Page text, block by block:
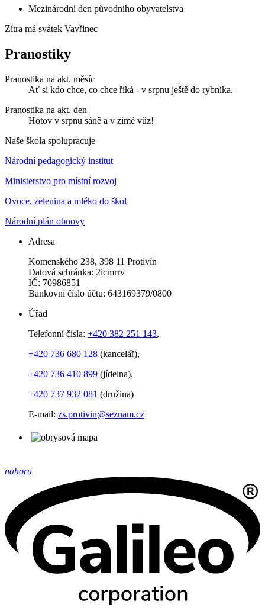
Mezinárodní den původního obyvatelstva
Zítra má svátek Vavřinec
Pranostiky
Pranostika na akt. měsíc
Ať si kdo chce, co chce říká - v srpnu ještě do rybníka.
Pranostika na akt. den
Hotov v srpnu sáně a v zimě vůz!
Naše škola spolupracuje
Národní pedagogický institut
Ministerstvo pro místní rozvoj
Ovoce, zelenina a mléko do škol
Národní plán obnovy
Adresa
Komenského 238, 398 11 Protivín
Datová schránka: 2icmrrv
IČ: 70986851
Bankovní číslo účtu: 643169379/0800
Úřad
Telefonní čísla: +420 382 251 143,
+420 736 680 128 (kancelář),
+420 736 410 899 (jídelna),
+420 737 932 081 (družina)
E-mail: zs.protivin@seznam.cz
nahoru